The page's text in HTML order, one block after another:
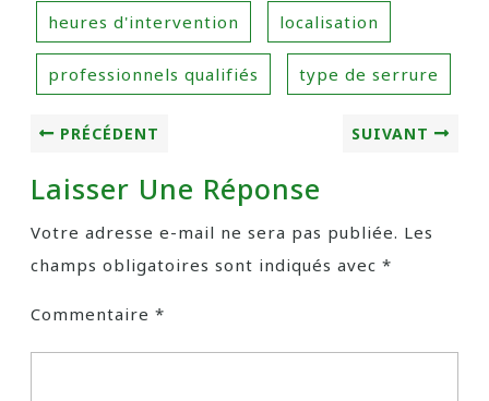
heures d'intervention localisation
professionnels qualifiés type de serrure
PRÉCÉDENT SUIVANT
Laisser Une Réponse
Votre adresse e-mail ne sera pas publiée. Les
champs obligatoires sont indiqués avec *
Commentaire *